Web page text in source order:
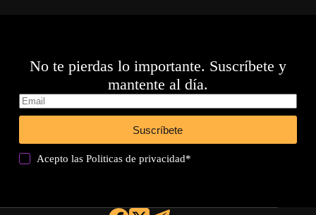
No te pierdas lo importante. Suscríbete y
mantente al día.
Suscríbete
Acepto lasPoliticas de privacidad*